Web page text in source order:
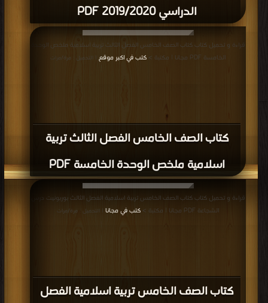
الدراسي 2019/2020 PDF
كتاب الصف الخامس الفصل الثالث تربية
اسلامية ملخص الوحدة الخامسة PDF
قراءة و تحميل كتاب كتاب الصف الخامس الفصل الثالث تربية اسلامية ملخص الوحدة
الخامسة PDF مجانا | مكتبة >
كتب في اكبر موقع | التحميل : مرة/مرات
كتاب الصف الخامس تربية اسلامية الفصل
قراءة و تحميل كتاب كتاب الصف الخامس تربية اسلامية الفصل الثالث بوربونيت درس
الشجاعة PDF مجانا | مكتبة >
كتب في مجانا | التحميل : مرة/مرات